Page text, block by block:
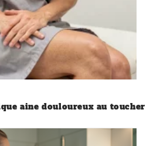
aine douloureux au toucher